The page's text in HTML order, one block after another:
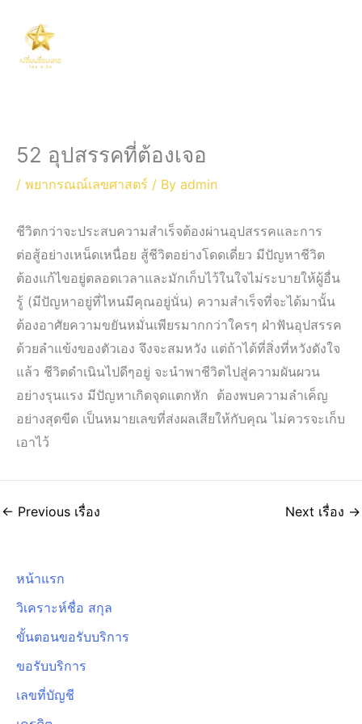
content
52 อุปสรรคที่ต้องเจอ
/ พยากรณณ์เลขศาสตร์ / By admin
ชีวิตกว่าจะประสบความสำเร็จต้องผ่านอุปสรรคและการ
ต่อสู้อย่างเหน็ดเหนื่อย สู้ชีวิตอย่างโดดเดี่ยว มีปัญหาชีวิต
ต้องแก้ไขอยู่ตลอดเวลาและมักเก็บไว้ในใจไม่ระบายให้ผู้อื่น
รู้ (มีปัญหาอยู่ที่ไหนมีคุณอยู่นั่น) ความสำเร็จที่จะได้มานั้น
ต้องอาศัยความขยันหมั่นเพียรมากกว่าใครๆ ฝ่าฟันอุปสรรค
ด้วยลำแข้งของตัวเอง จึงจะสมหวัง แต่ถ้าได้ที่สิ่งที่หวังดังใจ
แล้ว ชีวิตดำเนินไปดีๆอยู่ จะนำพาชีวิตไปสู่ความผันผวน
อย่างรุนแรง มีปัญหาเกิดจุดแตกหัก ต้องพบความลำเค็ญ
อย่างสุดขีด เป็นหมายเลขที่ส่งผลเสียให้กับคุณ ไม่ควรจะเก็บ
เอาไว้
← Previous เรื่อง Next เรื่อง →
หน้าแรก
วิเคราะห์ชื่อ สกุล
ขั้นตอนขอรับบริการ
ขอรับบริการ
เลขที่บัญชี